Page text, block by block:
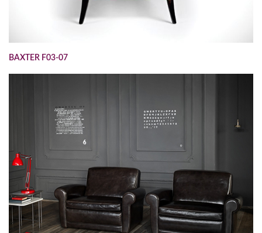
BAXTER F03-07